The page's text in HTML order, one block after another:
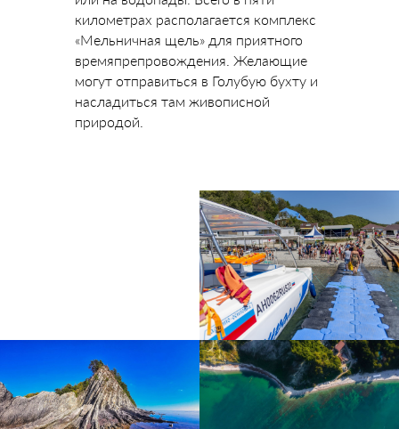
километрах располагается комплекс
«Мельничная щель» для приятного
времяпрепровождения. Желающие
могут отправиться в Голубую бухту и
насладиться там живописной
природой.